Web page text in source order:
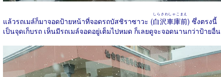
แล้วรถเมล์ก็มาจอดป้ายหน้าที่จอดรถบัสชิราซาวะ (白沢車庫前
しらさわしゃこまえ
) ซึ่งตรงนี้
เป็นจุดเก็บรถ เห็นมีรถเมล์จอดอยู่เต็มไปหมด ก็เลยดูจะจอดนานกว่าป้ายอื่น